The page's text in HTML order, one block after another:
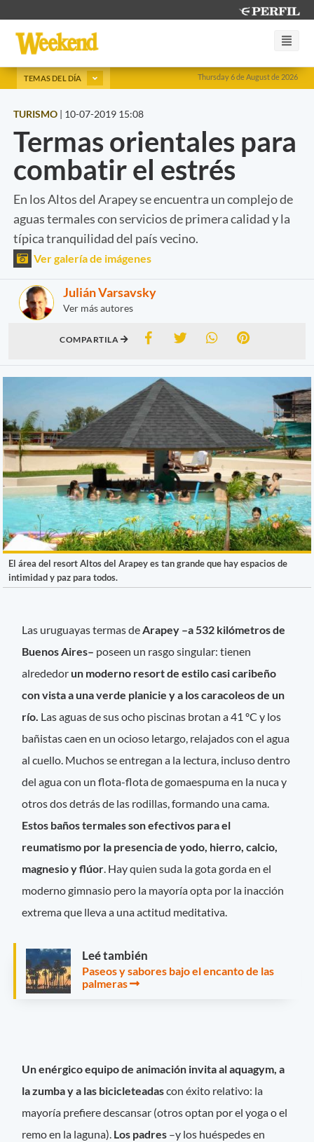
Thursday 6 de August de 2026
TEMAS DEL DÍA
TURISMO | 10-07-2019 15:08
Termas orientales para
combatir el estrés
En los Altos del Arapey se encuentra un complejo de
aguas termales con servicios de primera calidad y la
típica tranquilidad del país vecino.
Ver galería de imágenes
Julián Varsavsky
Ver más autores
COMPARTILA
El área del resort Altos del Arapey es tan grande que hay espacios de
intimidad y paz para todos.
Las uruguayas termas de Arapey –a 532 kilómetros de
Buenos Aires– poseen un rasgo singular: tienen
alrededor un moderno resort de estilo casi caribeño
con vista a una verde planicie y a los caracoleos de un
río. Las aguas de sus ocho piscinas brotan a 41 ºC y los
bañistas caen en un ocioso letargo, relajados con el agua
al cuello. Muchos se entregan a la lectura, incluso dentro
del agua con un flota-flota de gomaespuma en la nuca y
otros dos detrás de las rodillas, formando una cama.
Estos baños termales son efectivos para el
reumatismo por la presencia de yodo, hierro, calcio,
magnesio y flúor . Hay quien suda la gota gorda en el
moderno gimnasio pero la mayoría opta por la inacción
extrema que lleva a una actitud meditativa.
Leé también
Paseos y sabores bajo el encanto de las
palmeras
Un enérgico equipo de animación invita al aquagym, a
la zumba y a las bicicleteadascon éxito relativo: la
mayoría prefiere descansar (otros optan por el yoga o el
remo en la laguna). Los padres –y los huéspedes en